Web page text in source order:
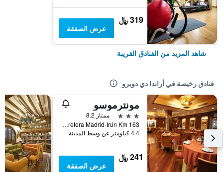
319 ﷼
عرض الصفقة
شاهد المزيد من الفنادق القريبة
فنادق رخيصة في أراندا دي دويرو
مونترموسو
3 نجوم
ممتاز 8.2
Carretera Madrid-Irún Km 163, أراندا دي دويرو, مقاطعة برغش, أسبانيا
4.4 كيلومتر عن وسط المدينة
241 ﷼
عرض الصفقة